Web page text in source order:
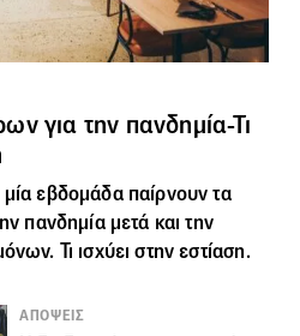
για την πανδημία-Τι
εβδομάδα παίρνουν τα
πανδημία μετά και την
Τι ισχύει στην εστίαση.
ΑΠΟΨΕΙΣ